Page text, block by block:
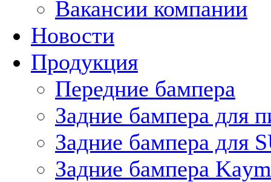
Вакансии компании
Новости
Продукция
Передние бампера
Задние бампера для
Задние бампера для
Задние бампера